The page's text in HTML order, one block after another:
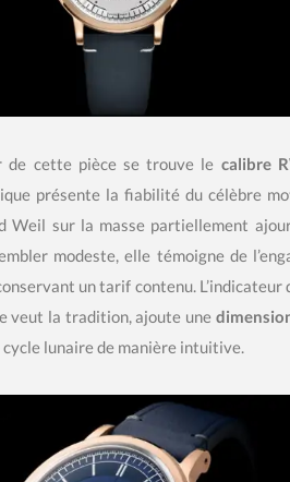
de cette pièce se trouve le calibre
présente la fiabilité du célèbre
Weil sur la masse partiellement
modeste, elle témoigne de
un tarif contenu.
veut la tradition, ajoute une
lunaire de manière intuitive.